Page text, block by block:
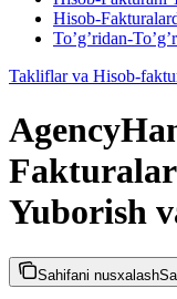
Hisob-
To’g’ridan-
Takliflar va Hisob-
Yuborish
Sahifani nusxalash